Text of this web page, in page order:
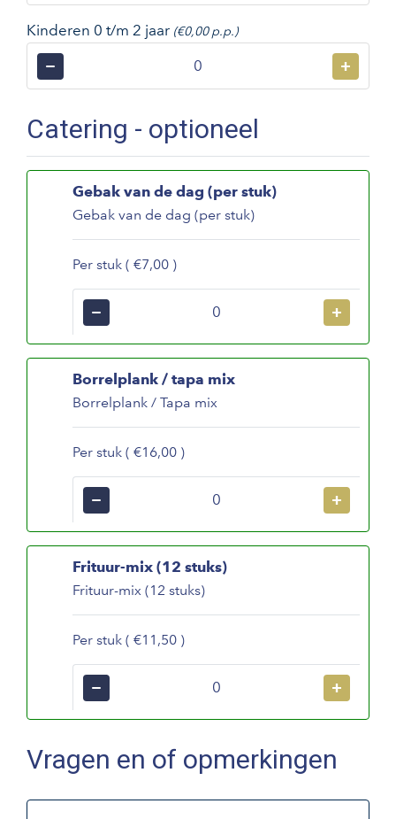
Kinderen 0 t/m 2 jaar (€0,00 p.p.)
− +
Catering - optioneel
Gebak van de dag (per stuk)
Gebak van de dag (per stuk)
Per stuk ( €7,00 )
− +
Borrelplank / tapa mix
Borrelplank / Tapa mix
Per stuk ( €16,00 )
− +
Frituur-mix (12 stuks)
Frituur-mix (12 stuks)
Per stuk ( €11,50 )
− +
Vragen en of opmerkingen